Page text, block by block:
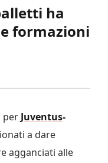
ha
formazioni
per Juventus-
a dare
agganciati alle